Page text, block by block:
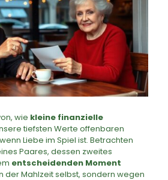
wie kleine finanzielle
tiefsten Werte offenbaren
Liebe im Spiel ist. Betrachten
Paares, dessen zweites
entscheidenden Moment
der Mahlzeit selbst, sondern wegen